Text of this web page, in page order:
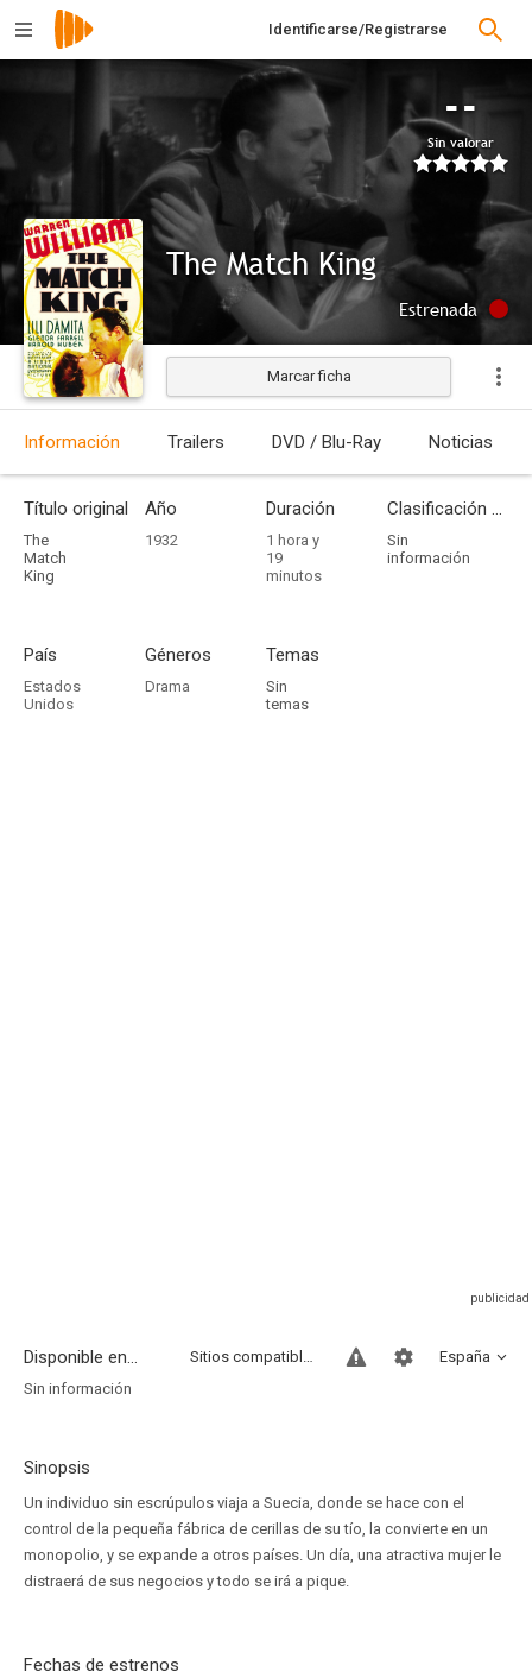
Identificarse/Registrarse
--
Sin valorar
The Match King
Estrenada
Marcar ficha
Información Trailers DVD / Blu-Ray Noticias
Título original
The
Match
King
Año
1932
Duración
1 hora y
19
minutos
Clasificación por edades
Sin
información
País
Estados
Unidos
Géneros
Drama
Temas
Sin
temas
Disponible en... España
Sitios compatibles
Sin información
Sinopsis
Un individuo sin escrúpulos viaja a Suecia, donde se hace con el
control de la pequeña fábrica de cerillas de su tío, la convierte en un
monopolio, y se expande a otros países. Un día, una atractiva mujer le
distraerá de sus negocios y todo se irá a pique.
Fechas de estrenos